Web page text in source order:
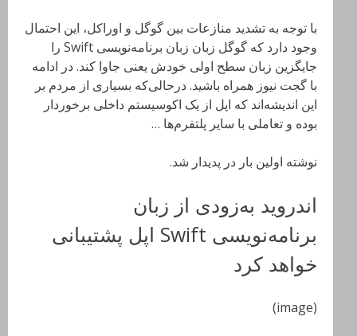
با توجه به تشدید منازعات بین گوگل و اوراکل، این احتمال
وجود دارد که گوگل زبان زبان برنامه‌نویسی Swift را
جایگزین زبان سطح اولی خودش یعنی جاوا کند. در ادامه
با گجت نیوز همراه باشید. درحالی‌که بسیاری از مردم بر
این اندیشه‌اند که اپل از یک اکوسیستم داخلی برخوردار
بوده و تعاملی با سایر پلتفرم‌ها …
نوشته اولین بار در پدیدار شد.
اندروید به‌زودی از زبان
برنامه‌نویسی Swift اپل پشتیبانی
خواهد کرد
(image)